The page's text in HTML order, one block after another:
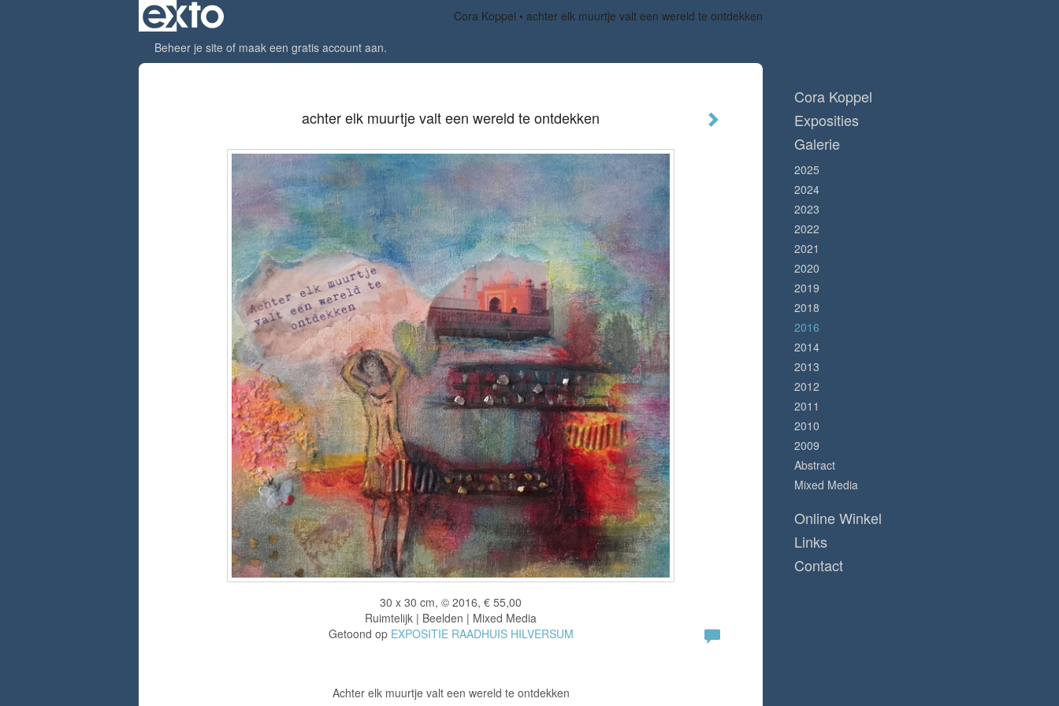
Cora Koppel
achter elk muurtje valt een wereld te ontdekken
Beheer je site of maak een gratis account aan.
achter elk muurtje valt een wereld te ontdekken
30 x 30 cm, © 2016, € 55,00
Ruimtelijk | Beelden | Mixed Media
Getoond op EXPOSITIE RAADHUIS HILVERSUM
Achter elk muurtje valt een wereld te ontdekken
Cora Koppel
Exposities
Galerie
2025
2024
2023
2022
2021
2020
2019
2018
2016
2014
2013
2012
2011
2010
2009
Abstract
Mixed Media
Online Winkel
Links
Contact